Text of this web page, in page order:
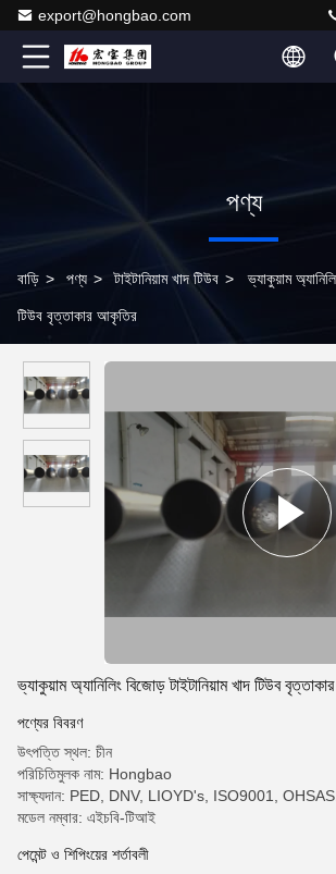
export@hongbao.com
পণ্য
বাড়ি > পণ্য > টাইটানিয়াম খাদ টিউব > ভ্যাকুয়াম
টিউব বৃত্তাকার আকৃতির
ভ্যাকুয়াম অ্যানিলিং বিজোড় টাইটানিয়াম খাদ টিউব
পণ্যের বিবরণ
উৎপত্তি স্থল: চীন
পরিচিতিমুলক নাম: Hongbao
সাক্ষ্যদান: PED, DNV, LIOYD's, ISO9001,
মডেল নম্বার: এইচবি-টিআই
পেমেন্ট ও শিপিংয়ের শর্তাবলী